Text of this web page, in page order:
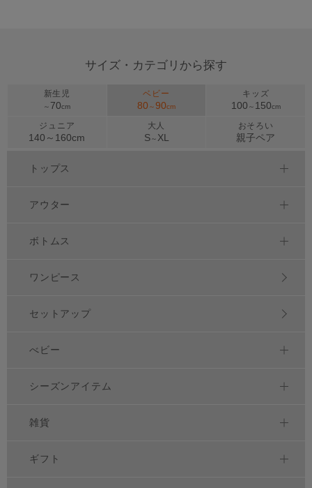
サイズ・カテゴリから探す
新生児
～ 70cm
ベビー
80 ～90cm
キッズ
100 ～ 150cm
ジュニア
140～ 160cm
大人
S～ XL
おそろい
親子ペア
トップス
アウター
ボトムス
ワンピース
セットアップ
べビー
シーズンアイテム
雑貨
ギフト